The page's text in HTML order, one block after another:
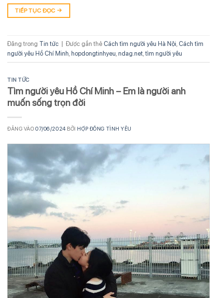
TIẾP TỤC ĐỌC →
Đăng trong Tin tức | Được gắn thẻ Cách tìm người yêu Hà Nội Cách tìm
người yêu Hồ Chí Minh hopdongtinhyeu ndag.net tìm người yêu
TIN TỨC
Tìm người yêu Hồ Chí Minh – Em là người anh
muốn sống trọn đời
ĐĂNG VÀO07/06/2024 BỞI HỢP ĐỒNG TÌNH YÊU